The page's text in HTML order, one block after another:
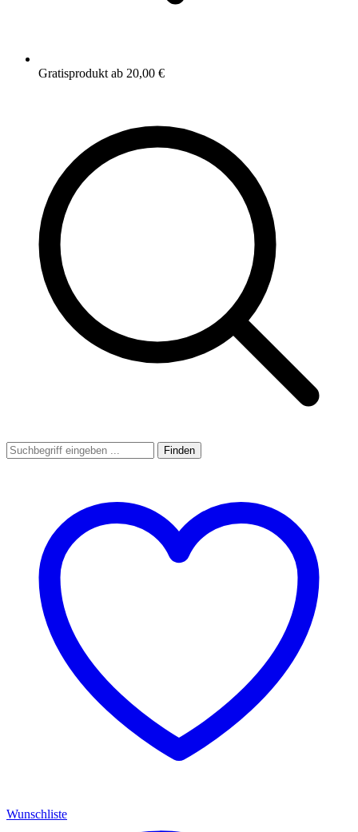
Gratisprodukt ab 20,00 €
Finden
Wunschliste